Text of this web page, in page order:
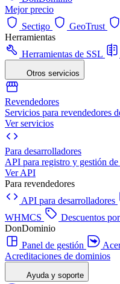
Mejor precio
Sectigo
GeoTrust
Herramientas
Herramientas de SSL
Otros servicios
Revendedores
Servicios para revendedores
Ver servicios
Para desarrolladores
API para registro y gestión
Ver API
Para revendedores
API para desarrolladores
WHMCS
Descuentos
DonDominio
Panel de gestión
Acreditaciones de dominios
Ayuda y soporte